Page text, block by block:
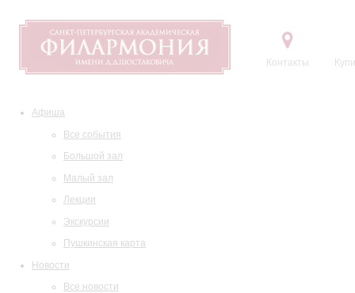
Контакты
Афиша
Все события
Большой зал
Малый зал
Лекции
Экскурсии
Пушкинская карта
Новости
Все новости